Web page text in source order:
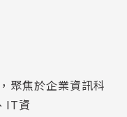
國清潔競爭法案
易所也於日前在高
鏈重要性空前
模式加速變化
決信任度
正確決策
聚焦於企業資訊科
IT資